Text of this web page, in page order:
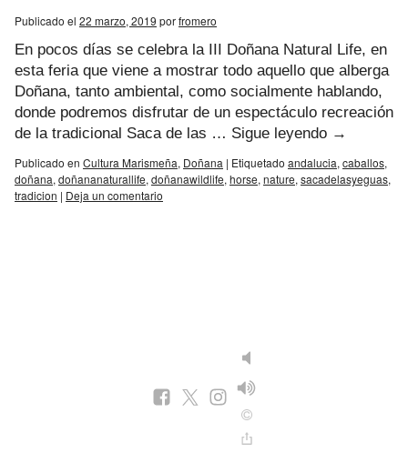
Publicado el 22 marzo, 2019 porfromero
En pocos días se celebra la III Doñana Natural Life, en
esta feria que viene a mostrar todo aquello que alberga
Doñana, tanto ambiental, como socialmente hablando,
donde podremos disfrutar de un espectáculo recreación
de la tradicional Saca de las … Sigue leyendo →
Publicado en Cultura Marismeña, Doñana | Etiquetado andalucia, caballos,
doñana, doñananaturallife, doñanawildlife, horse, nature, sacadelasyeguas,
tradicion | Deja un comentario